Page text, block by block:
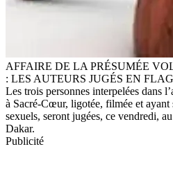
AFFAIRE DE LA PRÉSUMÉE
: LES AUTEURS JUGÉS EN
Les trois personnes interpelées dans
à Sacré-Cœur, ligotée, filmée et ayant
sexuels, seront jugées, ce vendredi,
Dakar.
Publicité